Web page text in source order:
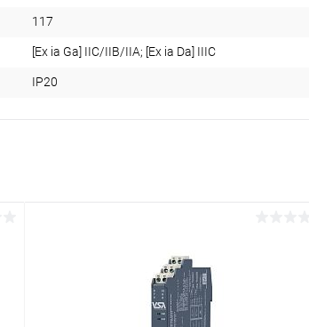
117
[Ex ia Ga] IIC/IIB/IIA; [Ex ia Da] IIIC
IP20